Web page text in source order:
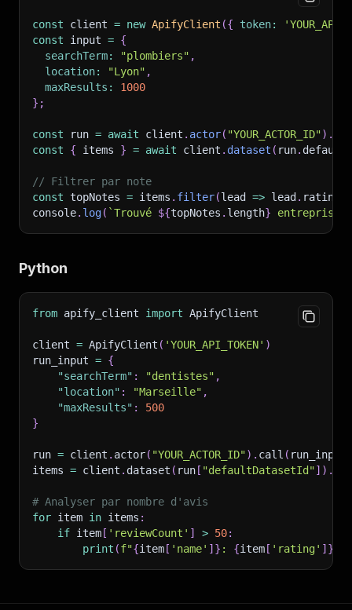
const client = new ApifyClient ({ token:
const input = {
searchTerm: "plombiers" ,
location: "Lyon" ,
maxResults :
1000
} ;
const run = await client . actor( "YOUR_ACTOR_ID") .
const
{ items } = await client . dataset ( run.
// Filtrer par note
const topNotes = items . filter(lead => lead . rating
console. log( `Trouvé ${topNotes . length} entreprises
Python
from apify_client import ApifyClient
client = ApifyClient ( 'YOUR_API_TOKEN' )
run_input = {
"searchTerm" : "dentistes" ,
"location" : "Marseille" ,
"maxResults" :
500
}
run = client . actor( "YOUR_ACTOR_ID") . call ( run_input
items = client . dataset ( run [ "defaultDatasetId"] ) .
# Analyser par nombre d'avis
for item in items :
if item [ 'reviewCount' ] > 50:
print (f"{item [ 'name' ] } : {item [ 'rating' ] }